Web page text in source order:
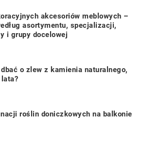
akcesoriów meblowych –
asortymentu, specjalizacji,
i grupy docelowej
o zlew z kamienia naturalnego,
lata?
roślin doniczkowych na balkonie